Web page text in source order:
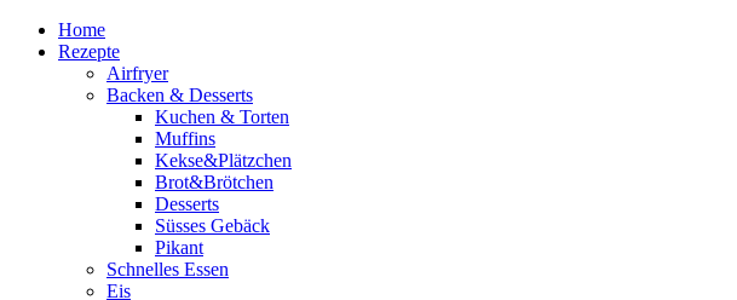
Home
Rezepte
Airfryer
Backen & Desserts
Kuchen & Torten
Muffins
Kekse&Plätzchen
Brot&Brötchen
Desserts
Süsses Gebäck
Pikant
Schnelles Essen
Eis